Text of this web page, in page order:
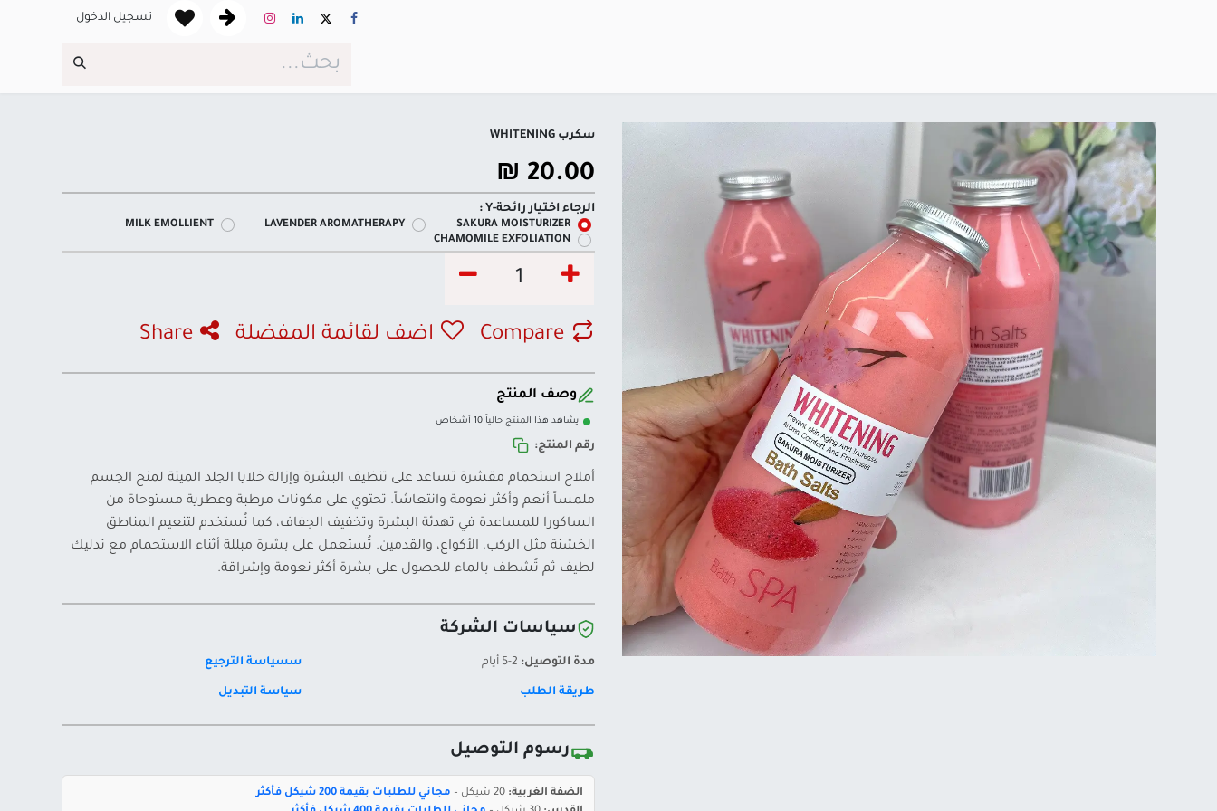
تسجيل الدخول
سكرب WHITENING
20.00
₪
الرجاء اختيار رائحة-Y :
SAKURA MOISTURIZER
LAVENDER AROMATHERAPY
MILK EMOLLIENT
CHAMOMILE EXFOLIATION
Compare اضف لقائمة المفضلة Share
وصف المنتج
يشاهد هذا المنتج حالياً 10 أشخاص
رقم المنتج:
أملاح استحمام مقشرة تساعد على تنظيف البشرة وإزالة خلايا الجلد الميتة لمنح الجسم
ملمساً أنعم وأكثر نعومة وانتعاشاً. تحتوي على مكونات مرطبة وعطرية مستوحاة من
الساكورا للمساعدة في تهدئة البشرة وتخفيف الجفاف، كما تُستخدم لتنعيم المناطق
الخشنة مثل الركب، الأكواع، والقدمين. تُستعمل على بشرة مبللة أثناء الاستحمام مع تدليك
لطيف ثم تُشطف بالماء للحصول على بشرة أكثر نعومة وإشراقة.
سياسات الشركة
مدة التوصيل: سسياسة الترجيع
طريقة الطلب سياسة التبديل
رسوم التوصيل
الضفة الغربية:
مجاني للطلبات بقيمة 200 شيكل فأكثر